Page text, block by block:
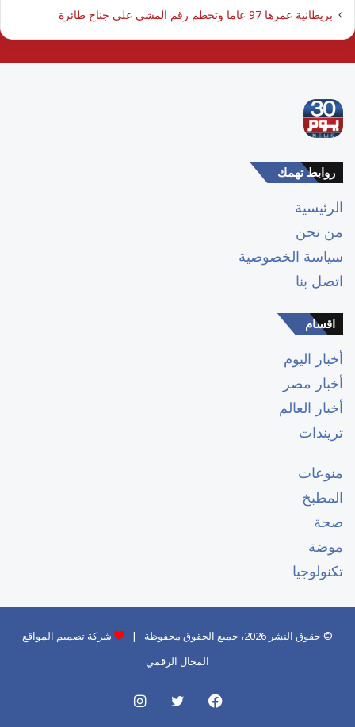
بريطانية عمرها 97 عاما وتحطم رقم المشي على جناح طائرة
روابط تهمك
الرئيسية
من نحن
سياسة الخصوصية
اتصل بنا
اقسام
أخبار اليوم
أخبار مصر
أخبار العالم
تريندات
منوعات
المطبخ
صحة
موضة
تكنولوجيا
© حقوق النشر 2026، جميع الحقوق محفوظة |
شركة تصميم المواقع
المجال الرقمي
فيسبوكتويتر انستقرام